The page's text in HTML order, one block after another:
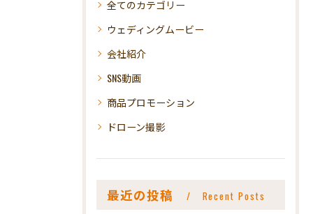
全てのカテゴリー
ウェディングムービー
会社紹介
SNS動画
商品プロモーション
ドローン撮影
最近の投稿 Recent Posts